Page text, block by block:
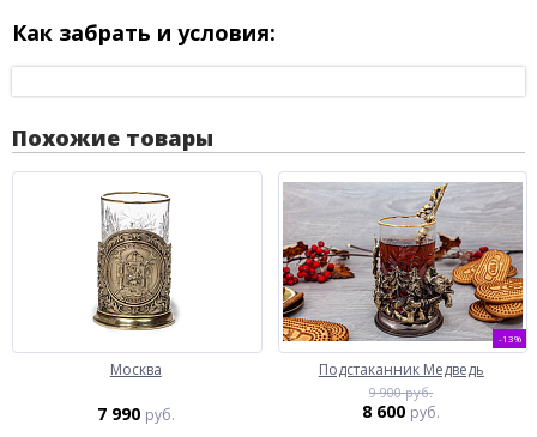
Как забрать и условия:
Похожие товары
Москва
7 990 руб.
-13%
Подстаканник Медведь
9 900 руб.
8 600 руб.